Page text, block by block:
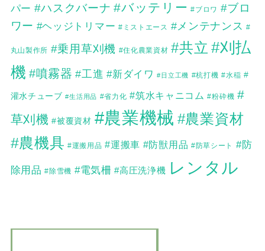
パー #ハスクバーナ #バッテリー #ブロワ #ブロ
ワー #ヘッジトリマー #ミストエース #メンテナンス #
丸山製作所 #乗用草刈機 #住化農業資材 #共立 #刈払
機 #噴霧器 #工進 #新ダイワ #日立工機 #杭打機 #水稲 #
灌水チューブ #生活用品 #省力化 #筑水キャニコム #粉砕機 #
草刈機 #被覆資材 #農業機械 #農業資材
#農機具 #運搬用品 #運搬車 #防獣用品 #防草シート #防
除用品 #除雪機 #電気柵 #高圧洗浄機 レンタル